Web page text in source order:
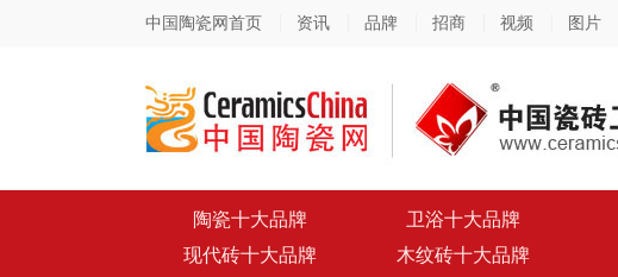
中国陶瓷网首页 资讯 品牌 招商 视频 图片
陶瓷十大品牌 卫浴十大品牌
现代砖十大品牌
木纹砖十大品牌